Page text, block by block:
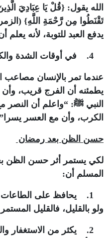
الله يقول: {قُلْ يَا عِبَادِيَ
يدفع العبد للتوبة، لأنه
عندما تمر بالإنسان مصاعب
يطمئنه أن الفرج قريب، وأن
النبي ﷺ: “واعلم أن النصر
الكرب، وأن مع العسر
حسن الظن بعد رمضان
لكي يستمر أثر حسن الظن
المسلم أن:
1. يحافظ على الطاعات
ولو بالقليل، فالقليل
2. يكثر من الاستغفار